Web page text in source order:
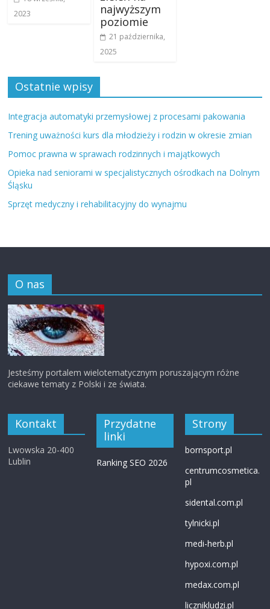
2023
najwyższym
poziomie
21 października,
2025
Ostatnie wpisy
Integracja automatyki przemysłowej z procesami pakowania
Trening uważności kurs dla młodzieży i rodzin w okresie zmian
Pomoc prawna w sprawach rodzinnych i majątkowych
Opieka nad seniorami w specjalistycznych ośrodkach na Dolnym
Śląsku
Sprzęt medyczny i rehabilitacyjny do wynajmu
O nas
Jesteśmy portalem wielotematycznym poruszającym różne
ciekawe tematy z Polski i ze świata.
Kontakt
Lwowska 20-400
Lublin
Przydatne
linki
Ranking SEO 2026
Strony
bornsport.pl
centrumcosmetica.
pl
sidental.com.pl
tylnicki.pl
medi-herb.pl
hypoxi.com.pl
medax.com.pl
licznikludzi.pl